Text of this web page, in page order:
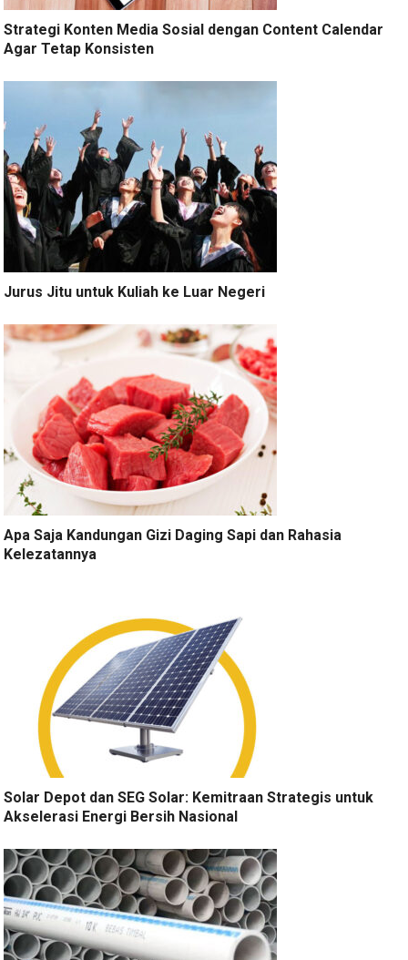
Strategi Konten Media Sosial dengan Content Calendar
Agar Tetap Konsisten
Jurus Jitu untuk Kuliah ke Luar Negeri
Apa Saja Kandungan Gizi Daging Sapi dan Rahasia
Kelezatannya
Solar Depot dan SEG Solar: Kemitraan Strategis untuk
Akselerasi Energi Bersih Nasional